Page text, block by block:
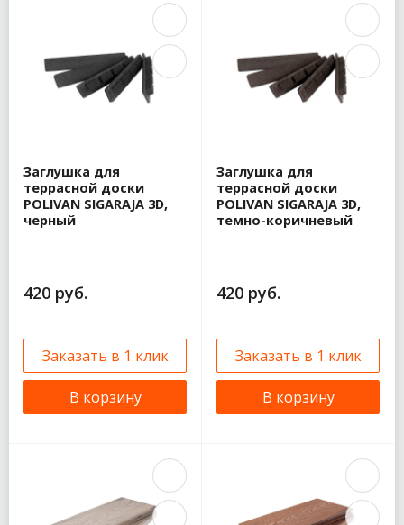
Заглушка для
террасной доски
POLIVAN SIGARAJA 3D,
черный
420 руб.
Заказать в 1 клик
В корзину
Заглушка для
террасной доски
POLIVAN SIGARAJA 3D,
темно-коричневый
420 руб.
Заказать в 1 клик
В корзину